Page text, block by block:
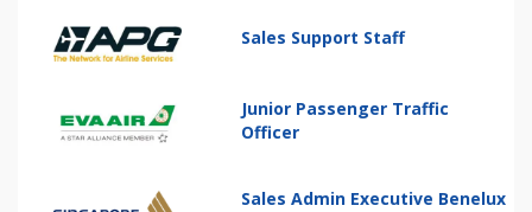
Sales Support Staff
Junior Passenger Traffic
Officer
Sales Admin Executive Benelux